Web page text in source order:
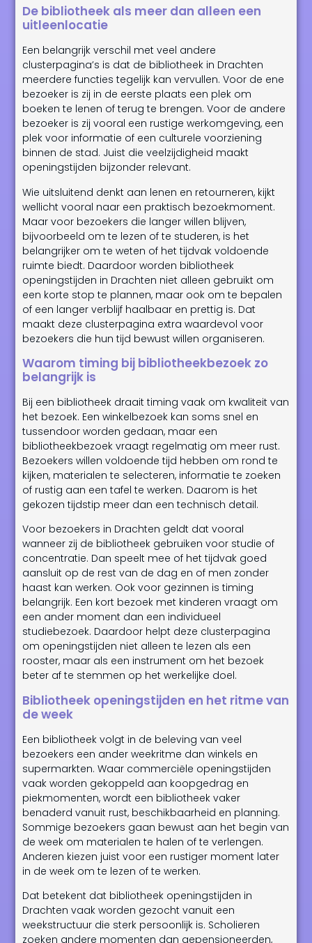
De bibliotheek als meer dan alleen een
uitleenlocatie
Een belangrijk verschil met veel andere
clusterpagina’s is dat de bibliotheek in Drachten
meerdere functies tegelijk kan vervullen. Voor de ene
bezoeker is zij in de eerste plaats een plek om
boeken te lenen of terug te brengen. Voor de andere
bezoeker is zij vooral een rustige werkomgeving, een
plek voor informatie of een culturele voorziening
binnen de stad. Juist die veelzijdigheid maakt
openingstijden bijzonder relevant.
Wie uitsluitend denkt aan lenen en retourneren, kijkt
wellicht vooral naar een praktisch bezoekmoment.
Maar voor bezoekers die langer willen blijven,
bijvoorbeeld om te lezen of te studeren, is het
belangrijker om te weten of het tijdvak voldoende
ruimte biedt. Daardoor worden bibliotheek
openingstijden in Drachten niet alleen gebruikt om
een korte stop te plannen, maar ook om te bepalen
of een langer verblijf haalbaar en prettig is. Dat
maakt deze clusterpagina extra waardevol voor
bezoekers die hun tijd bewust willen organiseren.
Waarom timing bij bibliotheekbezoek zo
belangrijk is
Bij een bibliotheek draait timing vaak om kwaliteit van
het bezoek. Een winkelbezoek kan soms snel en
tussendoor worden gedaan, maar een
bibliotheekbezoek vraagt regelmatig om meer rust.
Bezoekers willen voldoende tijd hebben om rond te
kijken, materialen te selecteren, informatie te zoeken
of rustig aan een tafel te werken. Daarom is het
gekozen tijdstip meer dan een technisch detail.
Voor bezoekers in Drachten geldt dat vooral
wanneer zij de bibliotheek gebruiken voor studie of
concentratie. Dan speelt mee of het tijdvak goed
aansluit op de rest van de dag en of men zonder
haast kan werken. Ook voor gezinnen is timing
belangrijk. Een kort bezoek met kinderen vraagt om
een ander moment dan een individueel
studiebezoek. Daardoor helpt deze clusterpagina
om openingstijden niet alleen te lezen als een
rooster, maar als een instrument om het bezoek
beter af te stemmen op het werkelijke doel.
Bibliotheek openingstijden en het ritme van
de week
Een bibliotheek volgt in de beleving van veel
bezoekers een ander weekritme dan winkels en
supermarkten. Waar commerciële openingstijden
vaak worden gekoppeld aan koopgedrag en
piekmomenten, wordt een bibliotheek vaker
benaderd vanuit rust, beschikbaarheid en planning.
Sommige bezoekers gaan bewust aan het begin van
de week om materialen te halen of te verlengen.
Anderen kiezen juist voor een rustiger moment later
in de week om te lezen of te werken.
Dat betekent dat bibliotheek openingstijden in
Drachten vaak worden gezocht vanuit een
weekstructuur die sterk persoonlijk is. Scholieren
zoeken andere momenten dan gepensioneerden,